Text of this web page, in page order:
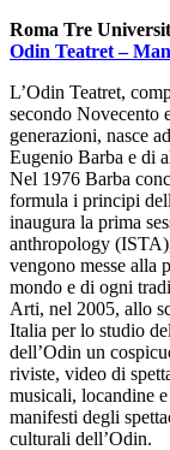
Roma Tre
Odin Teatret –
L’Odin Teatret,
secondo Novecento
generazioni, nasce
Eugenio Barba e di
Nel 1976 Barba
formula i principi
inaugura la prima
anthropology
vengono messe alla
mondo e di ogni
Arti, nel 2005, allo
Italia per lo studio
dell’Odin un
riviste, video di
musicali, locandine
manifesti degli
culturali dell’Odin.